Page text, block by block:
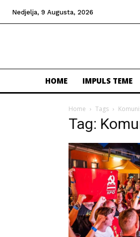
Nedjelja, 9 Augusta, 2026
HOME IMPULS TEME
Home Tags
Tag: